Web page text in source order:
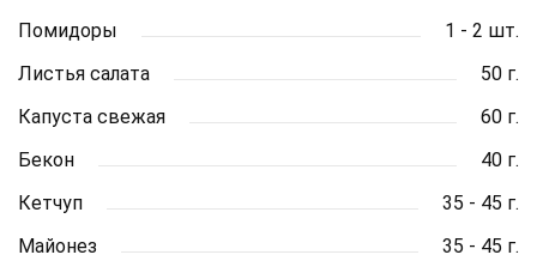
Помидоры
1 - 2 шт.
Листья салата
50 г.
Капуста свежая
60 г.
Бекон
40 г.
Кетчуп
35 - 45 г.
Майонез
35 - 45 г.